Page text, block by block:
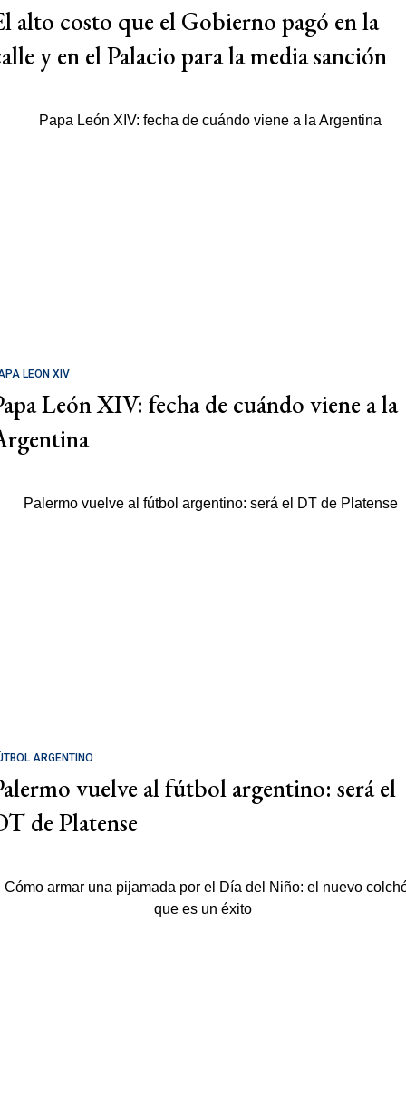
alto costo que el Gobierno pagó en la
y en el Palacio para la media sanción
LEÓN XIV
León XIV: fecha de cuándo viene a la
ARGENTINO
vuelve al fútbol argentino: será el
de Platense